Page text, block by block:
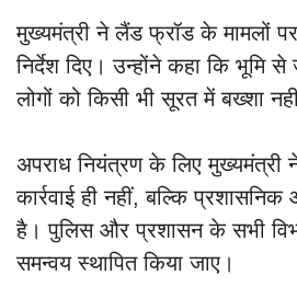
मुख्यमंत्री ने लैंड फ्रॉड के मामलों
निर्देश दिए। उन्होंने कहा कि भूमि
लोगों को किसी भी सूरत में बख्शा
अपराध नियंत्रण के लिए
कार्रवाई ही नहीं, बल्कि
है। पुलिस और प्रशासन के सभी
समन्वय स्थापित किया जाए।